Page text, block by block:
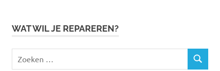
WAT WIL JE REPAREREN?
naar:
ZOEKEN